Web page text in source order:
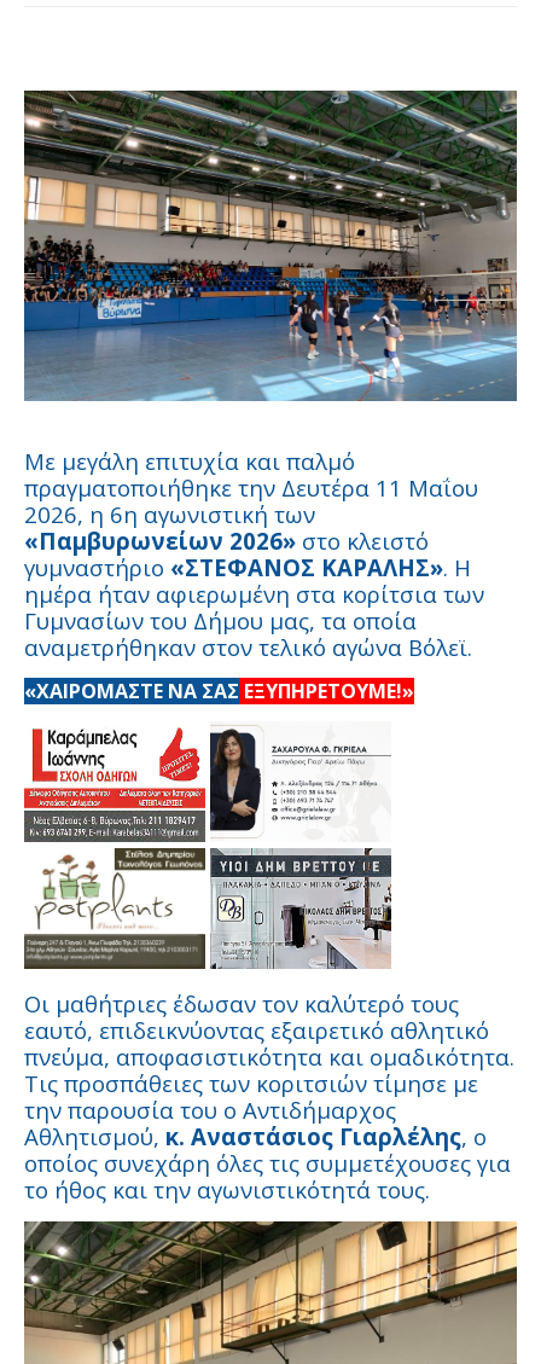
Με μεγάλη επιτυχία και παλμό
πραγματοποιήθηκε την Δευτέρα 11 Μαΐου
2026, η 6η αγωνιστική των
«Παμβυρωνείων 2026» στο κλειστό
γυμναστήριο «ΣΤΕΦΑΝΟΣ ΚΑΡΑΛΗΣ». Η
ημέρα ήταν αφιερωμένη στα κορίτσια των
Γυμνασίων του Δήμου μας, τα οποία
αναμετρήθηκαν στον τελικό αγώνα Βόλεϊ.
«ΧΑΙΡΟΜΑΣΤΕ ΝΑ ΣΑΣ ΕΞΥΠΗΡΕΤΟΥΜΕ!»
Οι μαθήτριες έδωσαν τον καλύτερό τους
εαυτό, επιδεικνύοντας εξαιρετικό αθλητικό
πνεύμα, αποφασιστικότητα και ομαδικότητα.
Τις προσπάθειες των κοριτσιών τίμησε με
την παρουσία του ο Αντιδήμαρχος
Αθλητισμού, κ. Αναστάσιος Γιαρλέλης, ο
οποίος συνεχάρη όλες τις συμμετέχουσες για
το ήθος και την αγωνιστικότητά τους.